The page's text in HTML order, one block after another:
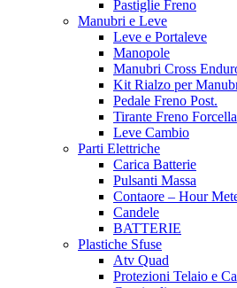
Pastiglie Freno
Manubri e Leve
Leve e Portaleve
Manopole
Manubri Cross
Kit Rialzo per
Pedale Freno Post.
Tirante Freno Forcella
Leve Cambio
Parti Elettriche
Carica Batterie
Pulsanti Massa
Contaore – Hour
Candele
BATTERIE
Plastiche Sfuse
Atv Quad
Protezioni Telaio e